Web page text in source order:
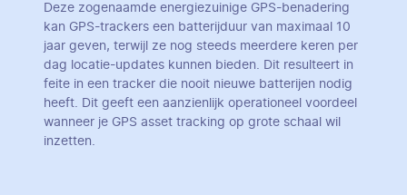
Deze zogenaamde energiezuinige GPS-benadering
kan GPS-trackers een batterijduur van maximaal 10
jaar geven, terwijl ze nog steeds meerdere keren per
dag locatie-updates kunnen bieden. Dit resulteert in
feite in een tracker die nooit nieuwe batterijen nodig
heeft. Dit geeft een aanzienlijk operationeel voordeel
wanneer je GPS asset tracking op grote schaal wil
inzetten.